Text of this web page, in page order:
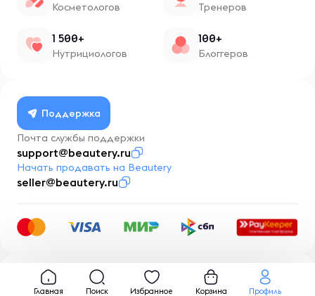
Косметологов Тренеров
1 500+
Нутрициологов
100+
Блоггеров
Поддержка
Почта службы поддержки
support@beautery.ru
Начать продавать на Beautery
seller@beautery.ru
Разработка BusinessMentor.ru
Главная Поиск Избранное Корзина Профиль